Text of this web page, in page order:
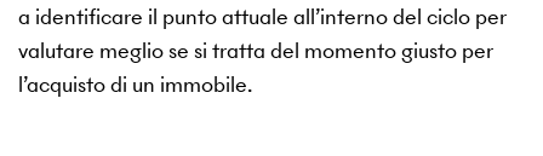
a identificare il punto attuale all’interno del ciclo per
valutare meglio se si tratta del momento giusto per
l’acquisto di un immobile.